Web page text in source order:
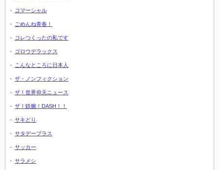
コマーシャル
ごめんね青春！
コレつくったの私です
ゴロウデラックス
こんなところに日本人
ザ・ノンフィクション
ザ！世界仰天ニュース
ザ！鉄腕！DASH！！
サキどり
サタデープラス
サッカー
サラメシ